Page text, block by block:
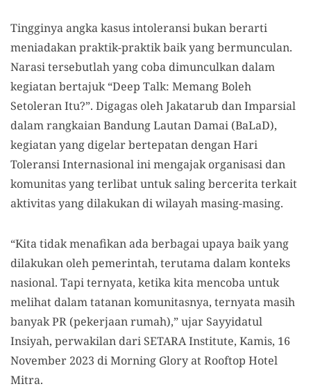
Tingginya angka kasus intoleransi bukan berarti
meniadakan praktik-praktik baik yang bermunculan.
Narasi tersebutlah yang coba dimunculkan dalam
kegiatan bertajuk “Deep Talk: Memang Boleh
Setoleran Itu?”. Digagas oleh Jakatarub dan Imparsial
dalam rangkaian Bandung Lautan Damai (BaLaD),
kegiatan yang digelar bertepatan dengan Hari
Toleransi Internasional ini mengajak organisasi dan
komunitas yang terlibat untuk saling bercerita terkait
aktivitas yang dilakukan di wilayah masing-masing.
“Kita tidak menafikan ada berbagai upaya baik yang
dilakukan oleh pemerintah, terutama dalam konteks
nasional. Tapi ternyata, ketika kita mencoba untuk
melihat dalam tatanan komunitasnya, ternyata masih
banyak PR (pekerjaan rumah),” ujar Sayyidatul
Insiyah, perwakilan dari SETARA Institute, Kamis, 16
November 2023 di Morning Glory at Rooftop Hotel
Mitra.